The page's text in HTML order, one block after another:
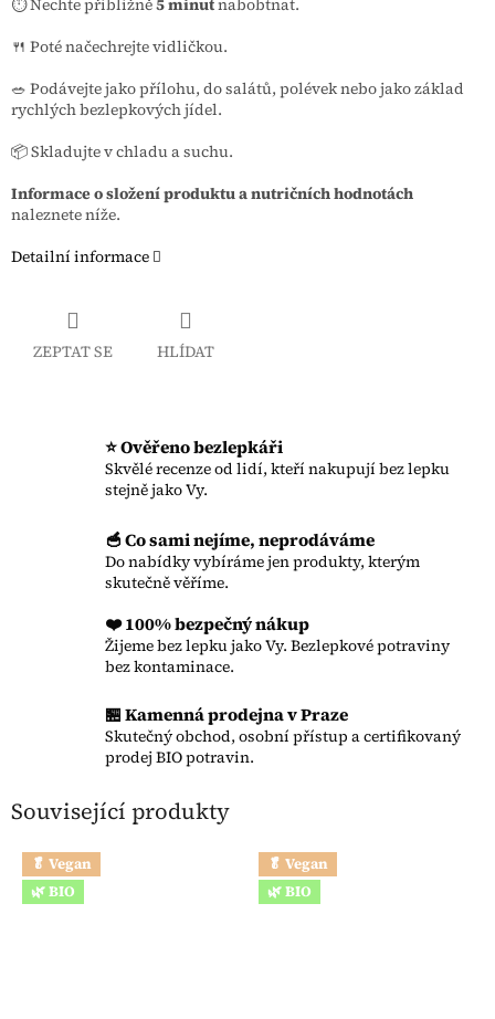
🍴 Poté načechrejte vidličkou.
🥗 Podávejte jako přílohu, do salátů, polévek nebo jako základ
rychlých bezlepkových jídel.
📦 Skladujte v chladu a suchu.
Informace o složení produktu a nutričních hodnotách
naleznete níže.
Detailní informace
ZEPTAT SE HLÍDAT
⭐ Ověřeno bezlepkáři
Skvělé recenze od lidí, kteří nakupují bez lepku
stejně jako Vy.
🥣 Co sami nejíme, neprodáváme
Do nabídky vybíráme jen produkty, kterým
skutečně věříme.
❤️ 100% bezpečný nákup
Žijeme bez lepku jako Vy. Bezlepkové potraviny
bez kontaminace.
🏪 Kamenná prodejna v Praze
Skutečný obchod, osobní přístup a certifikovaný
prodej BIO potravin.
Související produkty
🥬 Vegan
🌿 BIO
🥬 Vegan
🌿 BIO